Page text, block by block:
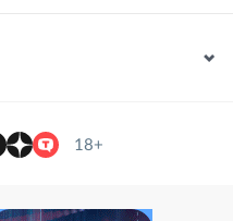
18+